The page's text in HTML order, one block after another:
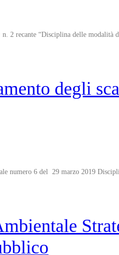
2 recante “Disciplina delle
degli
numero 6 del 29 marzo 2019